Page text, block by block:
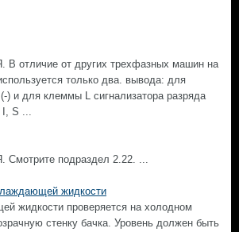
от других трехфазных машин на
только два. вывода: для
) и для клеммы L сигнализатора разряда
I, S ...
подраздел 2.22. ...
жидкости
жидкости проверяется на холодном
стенку бачка. Уровень должен быть